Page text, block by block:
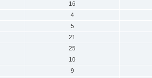
16
4
5
21
25
10
9